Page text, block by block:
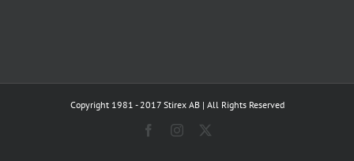
Copyright 1981 - 2017 Stirex AB | All Rights Reserved
FacebookInstagram